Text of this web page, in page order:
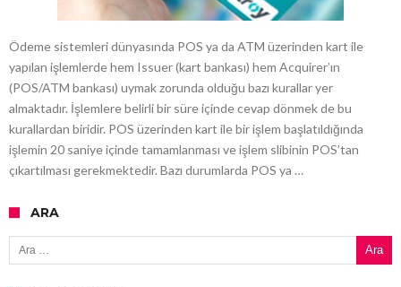
Ödeme sistemleri dünyasında POS ya da ATM üzerinden kart ile
yapılan işlemlerde hem Issuer (kart bankası) hem Acquirer’ın
(POS/ATM bankası) uymak zorunda olduğu bazı kurallar yer
almaktadır. İşlemlere belirli bir süre içinde cevap dönmek de bu
kurallardan biridir. POS üzerinden kart ile bir işlem başlatıldığında
işlemin 20 saniye içinde tamamlanması ve işlem slibinin POS’tan
çıkartılması gerekmektedir. Bazı durumlarda POS ya …
ARA
Arama: